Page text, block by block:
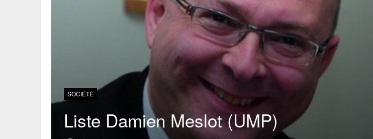
SOCIÉTÉ
Liste Damien Meslot (UMP)